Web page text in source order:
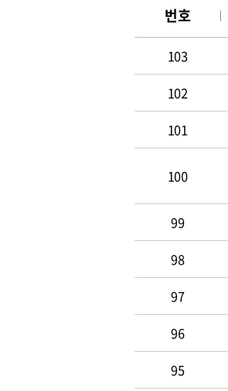
번호
103
102
101
100
99
98
97
96
95